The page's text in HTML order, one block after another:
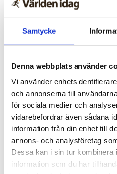
Samtycke
Denna webbplats använder
Vi använder
och annonserna till
för sociala medier och
vidarebefordrar även sådana
information från din enhet till
annons- och analysföretag
Dessa kan i sin tur kombinera
information som du har
Dags
lyssna